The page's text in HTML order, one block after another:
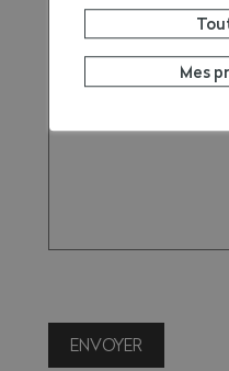
ENVOYER
Mes